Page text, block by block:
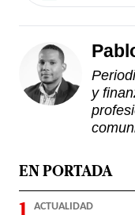
y
EN PORTADA
ACTUALIDAD